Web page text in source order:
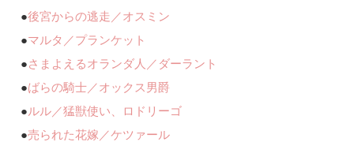
●後宮からの逃走／オスミン
●マルタ／プランケット
●さまよえるオランダ人／ダーラント
●ばらの騎士／オックス男爵
●ルル／猛獣使い、ロドリーゴ
●売られた花嫁／ケツァール